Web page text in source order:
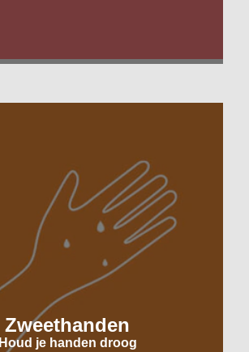
Zweethanden
Houd je handen droog